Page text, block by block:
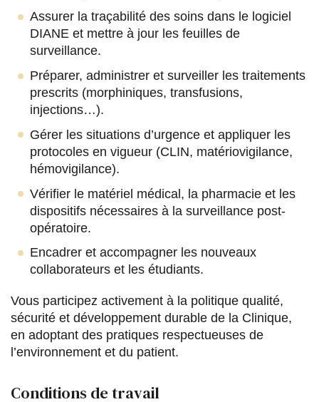
Assurer la traçabilité des soins dans le logiciel
DIANE et mettre à jour les feuilles de
surveillance.
Préparer, administrer et surveiller les traitements
prescrits (morphiniques, transfusions,
injections…).
Gérer les situations d’urgence et appliquer les
protocoles en vigueur (CLIN, matériovigilance,
hémovigilance).
Vérifier le matériel médical, la pharmacie et les
dispositifs nécessaires à la surveillance post-
opératoire.
Encadrer et accompagner les nouveaux
collaborateurs et les étudiants.
Vous participez activement à la politique qualité,
sécurité et développement durable de la Clinique,
en adoptant des pratiques respectueuses de
l’environnement et du patient.
Conditions de travail